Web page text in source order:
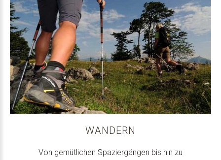
WANDERN
Von gemütlichen Spaziergängen bis hin zu